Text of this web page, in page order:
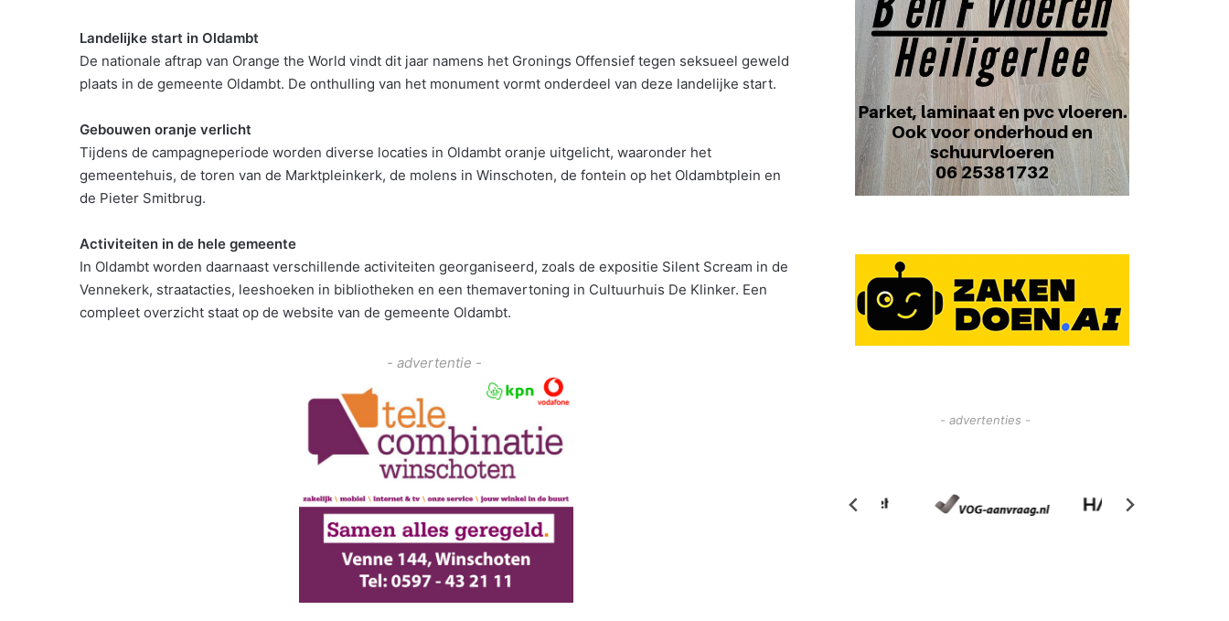
Landelijke start in Oldambt
De nationale aftrap van Orange the World vindt dit jaar namens het Gronings Offensief tegen seksueel geweld
plaats in de gemeente Oldambt. De onthulling van het monument vormt onderdeel van deze landelijke start.
Gebouwen oranje verlicht
Tijdens de campagneperiode worden diverse locaties in Oldambt oranje uitgelicht, waaronder het
gemeentehuis, de toren van de Marktpleinkerk, de molens in Winschoten, de fontein op het Oldambtplein en
de Pieter Smitbrug.
Activiteiten in de hele gemeente
In Oldambt worden daarnaast verschillende activiteiten georganiseerd, zoals de expositie Silent Scream in de
Vennekerk, straatacties, leeshoeken in bibliotheken en een themavertoning in Cultuurhuis De Klinker. Een
compleet overzicht staat op de website van de gemeente Oldambt.
- advertentie -
- advertenties -